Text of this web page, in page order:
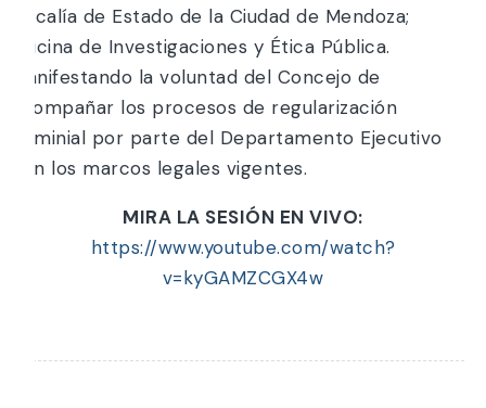
Fiscalía de Estado de la Ciudad de Mendoza;
Oficina de Investigaciones y Ética Pública.
Manifestando la voluntad del Concejo de
acompañar los procesos de regularización
dominial por parte del Departamento Ejecutivo
con los marcos legales vigentes.
MIRA LA SESIÓN EN VIVO:
https://www.youtube.com/watch?
v=kyGAMZCGX4w